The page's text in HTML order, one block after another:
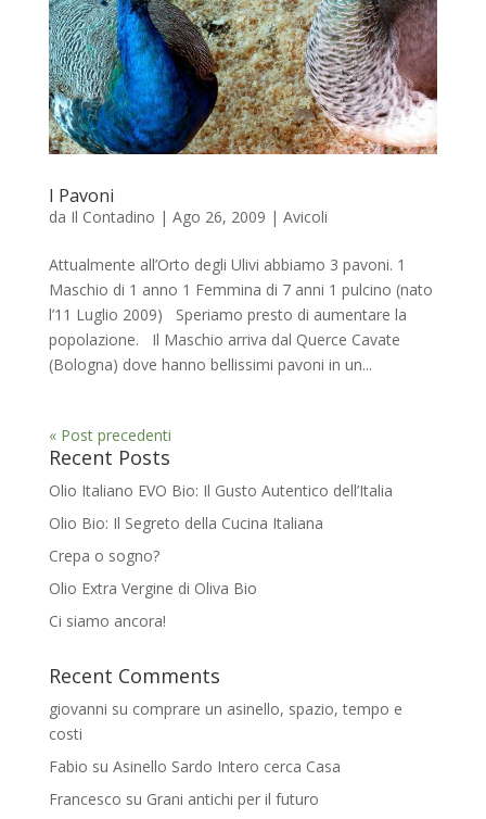
I Pavoni
da Il Contadino | Ago 26, 2009 | Avicoli
Attualmente all’Orto degli Ulivi abbiamo 3 pavoni. 1
Maschio di 1 anno 1 Femmina di 7 anni 1 pulcino (nato
l’11 Luglio 2009) Speriamo presto di aumentare la
popolazione. Il Maschio arriva dal Querce Cavate
(Bologna) dove hanno bellissimi pavoni in un...
« Post precedenti
Recent Posts
Olio Italiano EVO Bio: Il Gusto Autentico dell’Italia
Olio Bio: Il Segreto della Cucina Italiana
Crepa o sogno?
Olio Extra Vergine di Oliva Bio
Ci siamo ancora!
Recent Comments
giovanni su comprare un asinello, spazio, tempo e
costi
Fabio su Asinello Sardo Intero cerca Casa
Francesco su Grani antichi per il futuro